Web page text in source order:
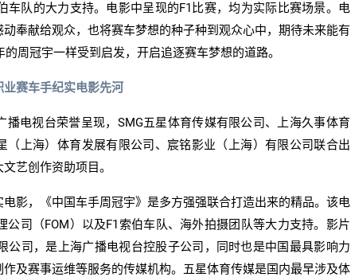
车队的大力支持。电影中呈现的F1比赛，均为实际比赛场景。电
奉献给观众，也将赛车梦想的种子种到观众心中，期待未来能有
周冠宇一样受到启发，开启追逐赛车梦想的道路。
赛车手纪实电影先河
播电视台荣誉呈现，SMG五星体育传媒有限公司、上海久事体育
（上海）体育发展有限公司、宸铭影业（上海）有限公司联合出
艺创作资助项目。
影，《中国车手周冠宇》是多方强强联合打造出来的精品。该电
公司（FOM）以及F1索伯车队、海外拍摄团队等大力支持。影片
公司，是上海广播电视台控股子公司，同时也是中国最具影响力
及赛事运维等服务的传媒机构。五星体育传媒是国内最早涉及体